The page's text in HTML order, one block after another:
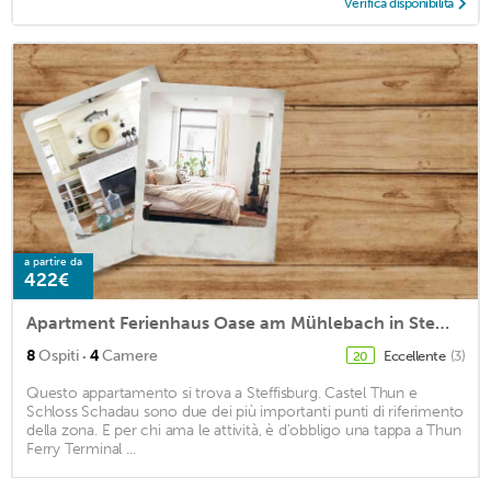
a partire da
422€
Apartment Ferienhaus Oase am Mühlebach in Steffisburg - 8 persons, 4 bedrooms
8Ospiti · 4Camere 20 Eccellente (3)
Questo appartamento si trova a Steffisburg. Castel Thun e
Schloss Schadau sono due dei più importanti punti di riferimento
della zona. E per chi ama le attività, è d'obbligo una tappa a Thun
Ferry Terminal ...